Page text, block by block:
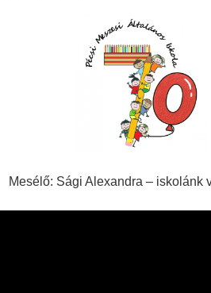
Mesélő: Sági Alexandra – iskolánk